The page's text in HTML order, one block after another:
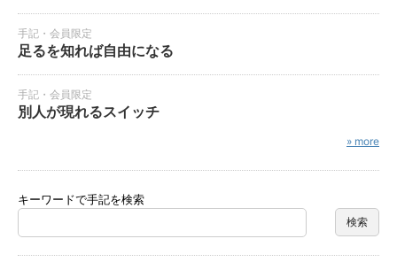
手記・会員限定
足るを知れば自由になる
手記・会員限定
別人が現れるスイッチ
» more
キーワードで手記を検索